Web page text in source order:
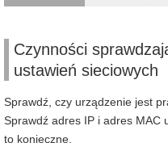
Czynności
ustawień sieciowych
Sprawdź, czy urządzenie jest
Sprawdź adres IP i adres MAC
to konieczne.